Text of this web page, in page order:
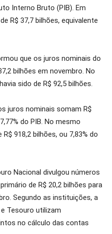
Interno Bruto (PIB). Em
R$ 37,7 bilhões, equivalente
que os juros nominais do
bilhões em novembro. No
sido de R$ 92,5 bilhões.
juros nominais somam R$
do PIB. No mesmo
918,2 bilhões, ou 7,83% do
Nacional divulgou números
de R$ 20,2 bilhões para
Segundo as instituições, a
Tesouro utilizam
no cálculo das contas